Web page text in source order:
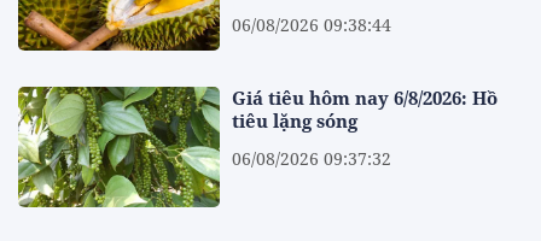
06/08/2026 09:38:44
Giá tiêu hôm nay 6/8/2026: Hồ
tiêu lặng sóng
06/08/2026 09:37:32